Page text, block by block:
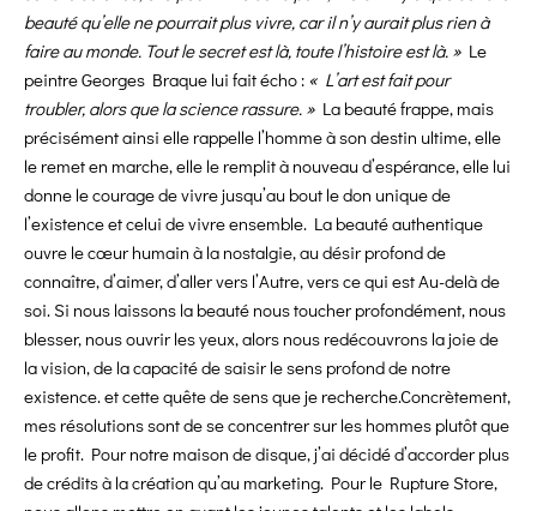
beauté qu’elle ne pourrait plus vivre, car il n’y aurait plus rien à
faire au monde. Tout le secret est là, toute l’histoire est là. » Le
peintre Georges Braque lui fait écho : « L’art est fait pour
troubler, alors que la science rassure. » La beauté frappe, mais
précisément ainsi elle rappelle l’homme à son destin ultime, elle
le remet en marche, elle le remplit à nouveau d’espérance, elle lui
donne le courage de vivre jusqu’au bout le don unique de
l’existence et celui de vivre ensemble. La beauté authentique
ouvre le cœur humain à la nostalgie, au désir profond de
connaître, d’aimer, d’aller vers l’Autre, vers ce qui est Au-delà de
soi. Si nous laissons la beauté nous toucher profondément, nous
blesser, nous ouvrir les yeux, alors nous redécouvrons la joie de
la vision, de la capacité de saisir le sens profond de notre
existence. et cette quête de sens que je recherche.Concrètement,
mes résolutions sont de se concentrer sur les hommes plutôt que
le profit. Pour notre maison de disque, j’ai décidé d’accorder plus
de crédits à la création qu’au marketing. Pour le Rupture Store,